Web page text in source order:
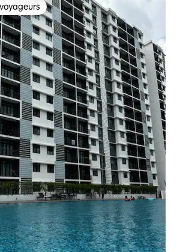
les plus appréciés